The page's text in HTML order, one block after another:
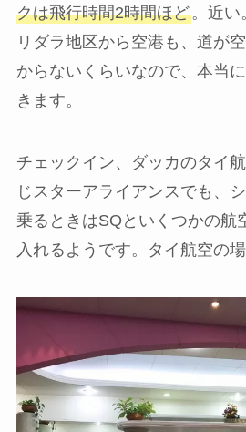
クは飛行時間2時間ほど。近い
リダラ地区から空港も、道が
からないくらいなので、本当
きます。
チェックイン、ダッカのタイ
じスターアライアンスでも、
乗るときはSQといくつかの航
入れるようです。タイ航空の場